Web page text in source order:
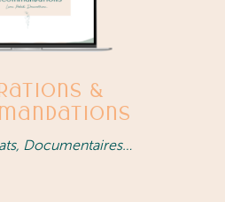
&
Documentaires…